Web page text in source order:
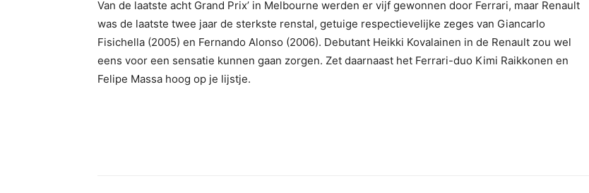
Van de laatste acht Grand Prix’ in Melbourne werden er vijf gewonnen door Ferrari, maar Renault
was de laatste twee jaar de sterkste renstal, getuige respectievelijke zeges van Giancarlo
Fisichella (2005) en Fernando Alonso (2006). Debutant Heikki Kovalainen in de Renault zou wel
eens voor een sensatie kunnen gaan zorgen. Zet daarnaast het Ferrari-duo Kimi Raikkonen en
Felipe Massa hoog op je lijstje.